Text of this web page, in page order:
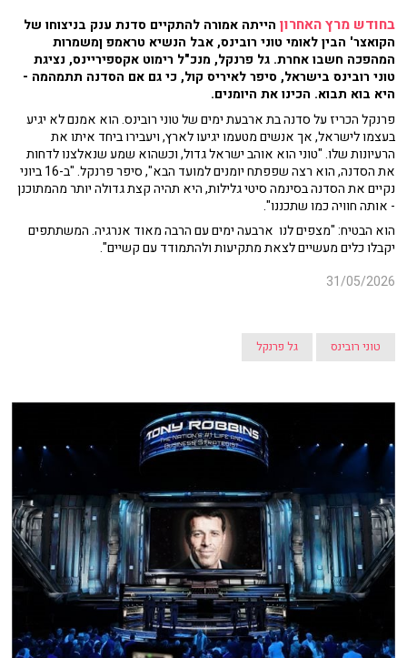
בחודש מרץ האחרון הייתה אמורה להתקיים סדנת ענק בניצוחו של
הקואצר' הבין לאומי טוני רובינס, אבל הנשיא טראמפ ןמשמרות
המהפכה חשבו אחרת. גל פרנקל, מנכ"ל רימוט אקספיריינס, נציגת
טוני רובינס בישראל, סיפר לאיריס קול, כי גם אם הסדנה תתמהמה -
היא בוא תבוא. הכינו את היומנים.
פרנקל הכריז על סדנה בת ארבעת ימים של טוני רובינס. הוא אמנם לא יגיע
בעצמו לישראל, אך אנשים מטעמו יגיעו לארץ, ויעבירו ביחד איתו את
הרעיונות שלו. "טוני הוא אוהב ישראל גדול, וכשהוא שמע שנאלצנו לדחות
את הסדנה, הוא רצה שפפתח יומנים למועד הבא", סיפר פרנקל. "ב-16 ביוני
נקיים את הסדנה בסינמה סיטי גלילות, היא תהיה קצת גדולה יותר מהמתוכנן
- אותה חוויה כמו שתכננו".
הוא הבטיח: "מצפים לנו ארבעה ימים עם הרבה מאוד אנרגיה. המשתתפים
יקבלו כלים מעשיים לצאת מתקיעות ולהתמודד עם קשיים".
31/05/2026
טוני רובינס גל פרנקל